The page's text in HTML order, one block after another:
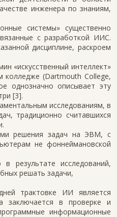
инженера по знаниям,
системы» существенно
с разработкой ИИС.
дисциплине, раскроем
«искусственный интеллект»
колледже (Dartmouth College,
однозначно описывает эту
[3].
исследованиям, в
традиционно считавшихся
решения задач на ЭВМ, с
не фоннеймановской
результате исследований,
решать задачи,
трактовке ИИ является
заключается в проверке и
информационные